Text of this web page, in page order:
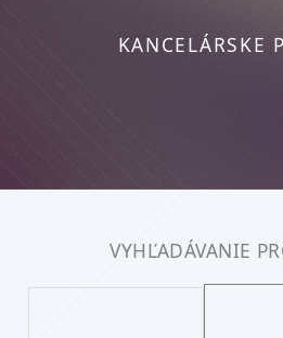
KANCELÁRSKE
VYHĽADÁVANIE